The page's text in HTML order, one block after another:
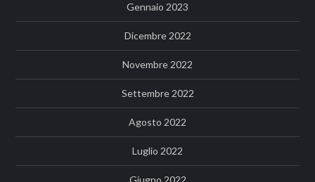
Gennaio 2023
Dicembre 2022
Novembre 2022
Settembre 2022
Agosto 2022
Luglio 2022
Giugno 2022